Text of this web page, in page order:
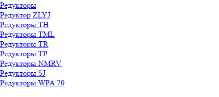
Редукторы
Редуктор ZLYJ
Редукторы TH
Редукторы TML
Редукторы TR
Редукторы TP
Редукторы NMRV
Редукторы SJ
Редукторы WPA 70